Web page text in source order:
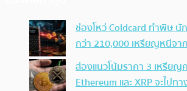
ช่องโหว่ Coldcard ทำพิษ
กว่า 210,000 เหรียญหนีจาก
ส่องแนวโน้มราคา 3 เหรียญ
Ethereum และ XRP จะไปท